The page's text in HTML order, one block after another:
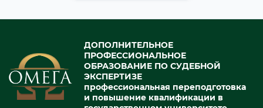
ДОПОЛНИТЕЛЬНОЕ
ПРОФЕССИОНАЛЬНОЕ
ОБРАЗОВАНИЕ ПО СУДЕБНОЙ
ЭКСПЕРТИЗЕ
профессиональная переподготовка
и повышение квалификации в